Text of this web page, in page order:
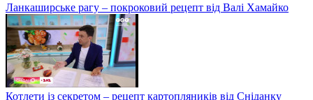
Ланкаширське рагу – покроковий рецепт від Валі Хамайко
Котлети із секретом – рецепт картопляників від Сніданку